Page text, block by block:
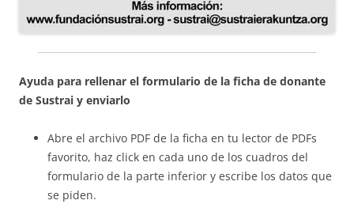
Ayuda para rellenar el formulario de la ficha de donante
de Sustrai y enviarlo
Abre el archivo PDF de la ficha en tu lector de PDFs
favorito, haz click en cada uno de los cuadros del
formulario de la parte inferior y escribe los datos que
se piden.